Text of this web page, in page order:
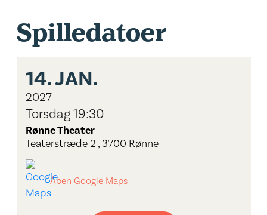
Spilledatoer
14.JAN.
2027
Torsdag 19:30
Rønne Theater
Teaterstræde 2 , 3700 Rønne
Åben Google Maps